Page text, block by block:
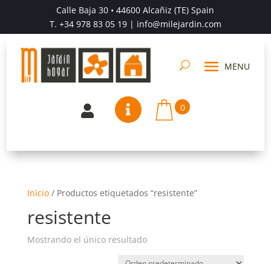
Calle Baja 30 • 44600 Alcañiz (TE) Spain
T. +34 978 83 05 19| info@milejardin.com
  0
Inicio/ Productos etiquetados “resistente”
resistente
Mostrando el único resultado